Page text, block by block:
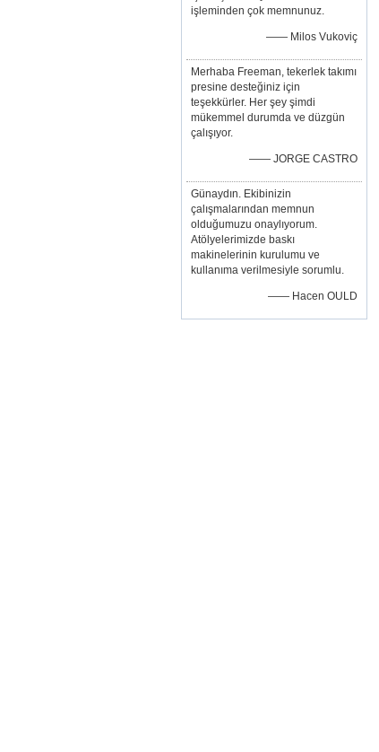
işleminden çok memnunuz.
—— Milos Vukoviç
Merhaba Freeman, tekerlek takımı
presine desteğiniz için
teşekkürler. Her şey şimdi
mükemmel durumda ve düzgün
çalışıyor.
—— JORGE CASTRO
Günaydın. Ekibinizin
çalışmalarından memnun
olduğumuzu onaylıyorum.
Atölyelerimizde baskı
makinelerinin kurulumu ve
kullanıma verilmesiyle sorumlu.
—— Hacen OULD